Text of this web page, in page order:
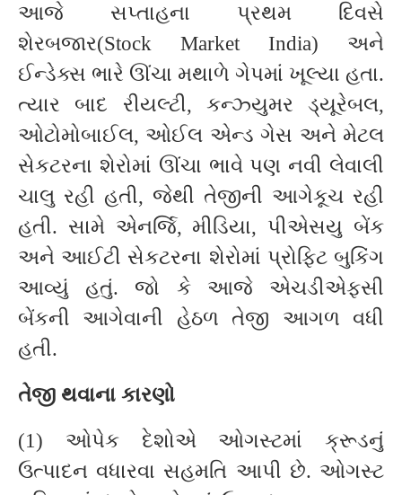
આજે સપ્તાહના પ્રથમ દિવસે
શેરબજાર(Stock Market India) અને
ઈન્ડેક્સ ભારે ઊંચા મથાળે ગેપમાં ખૂલ્યા હતા.
ત્યાર બાદ રીયલ્ટી, કન્ઝ્યુમર ડ્યૂરેબલ,
ઓટોમોબાઈલ, ઓઈલ એન્ડ ગેસ અને મેટલ
સેકટરના શેરોમાં ઊંચા ભાવે પણ નવી લેવાલી
ચાલુ રહી હતી, જેથી તેજીની આગેકૂચ રહી
હતી. સામે એનર્જિ, મીડિયા, પીએસયુ બેંક
અને આઈટી સેકટરના શેરોમાં પ્રોફિટ બુકિંગ
આવ્યું હતું. જો કે આજે એચડીએફસી
બેંકની આગેવાની હેઠળ તેજી આગળ વધી
હતી.
તેજી થવાના કારણો
(1) ઓપેક દેશોએ ઓગસ્ટમાં ક્રૂડનું
ઉત્પાદન વધારવા સહમતિ આપી છે. ઓગસ્ટ